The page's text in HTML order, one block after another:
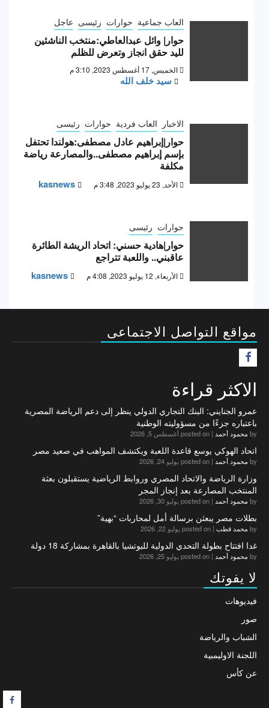
العاب جماعية حوارات رئيسى عاجل
حوار| وائل عبدالعاطي:منتخب الناشئين
لليد حقق انجاز وتعرض للظلم
الخميس, 17 أغسطس 2023, 3:10 م
سيد خلف الله
الاخبار العاب فردية حوارات رئيسى
حوار|إبراهيم عادل مصطفى:هولندا تحتفل
بإسم إبراهيم مصطفى..والمصارعة رياضة
مكلفة
الأحد, 23 يوليو 2023, 3:48 م kasnews
حوارات رئيسى
حوار|هادية حسني: اتحاد الريشة الطائرة
عاقبني.. واللعبة تتراجع
الأربعاء, 12 يوليو 2023, 4:08 م kasnews
مواقع التواصل الاجتماعى
الاكثر قراءة
عمرو الجنايني: البنك التجاري الدولي ينظر إلى دعم الرياضة المصرية
باعتباره جزءًا من مسؤوليته الوطنية
by محمود أحمد | posted on أغسطس 5, 2026
اتحاد الهوكي يوسع قاعدة اللعبة ويكتشف المواهب في صعيد مصر
by محمود أحمد | posted on يوليو 24, 2026
وزارة الرياضة والاتحاد المصري وروابط الرياضية يستقبلون بعثة
المنتخب المصارعة بعد إنجاز المجر
by محمود أحمد | posted on يوليو 30, 2026
بطلات مصر يبعثن برسالة أمل لمحاربات “بهية”
by محمد قطب | posted on يوليو 22, 2026
غدا افتتاح بطولة التحدي الدولية للبوتشيا بالقاهرة بمشاركة 18 دولة
by محمود أحمد | posted on يوليو 25, 2026
لا يفوتك
فيديوهات
صور
الشباب والرياضة
اللجنة الاوليمبية
عن كأس
F